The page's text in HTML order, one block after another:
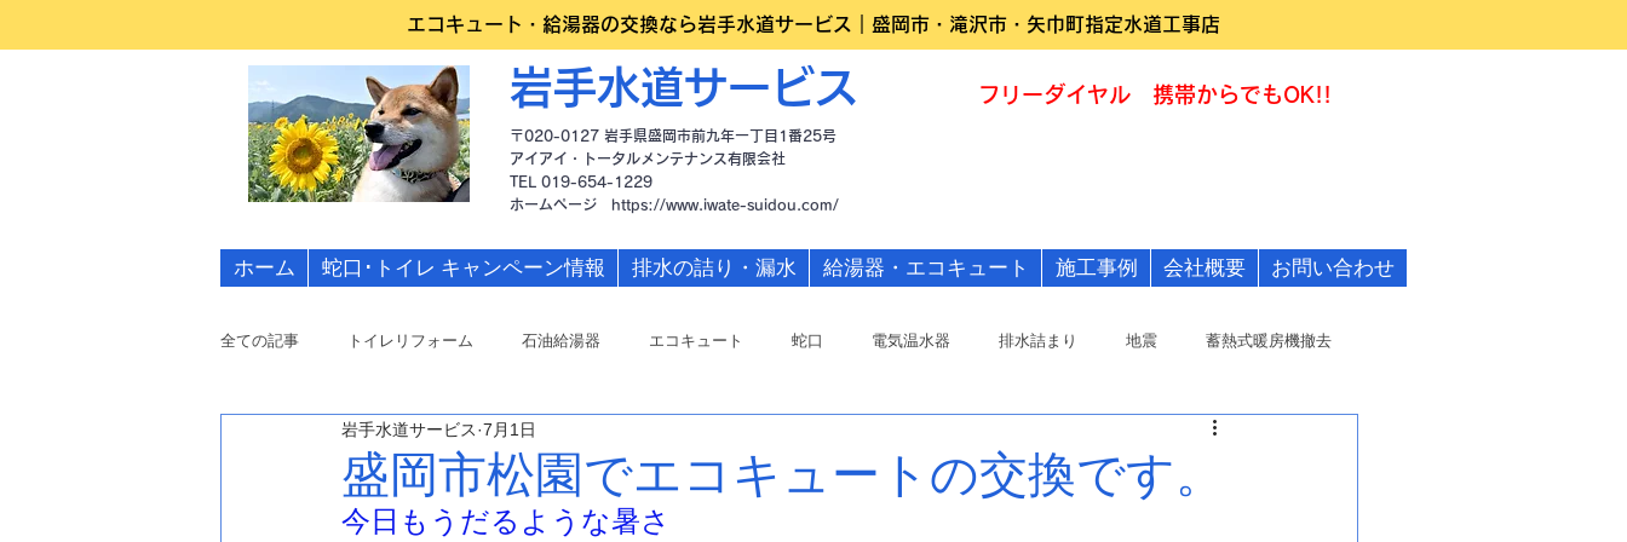
エコキュート・給湯器の交換なら岩手水道サービス｜盛岡市・滝沢市・矢巾町指定水道工事店
岩手水道サービス
〒020-0127 岩手県盛岡市前九年一丁目1番25号
アイアイ・トータルメンテナンス有限会社
TEL 019-654-1229
​ホームページ https://www.iwate-suidou.com/
フリーダイヤル 携帯からでもOK!!
ホーム 蛇口･トイレ キャンペーン情報 排水の詰り・漏水 給湯器・エコキュート 施工事例 会社概要 お問い合わせ
全ての記事 トイレリフォーム 石油給湯器 エコキュート 蛇口 電気温水器 排水詰まり 地震 蓄熱式暖房機撤去
盛岡市松園でエコキュートの交換です。
岩手水道サービス 7月1日
今日もうだるような暑さ